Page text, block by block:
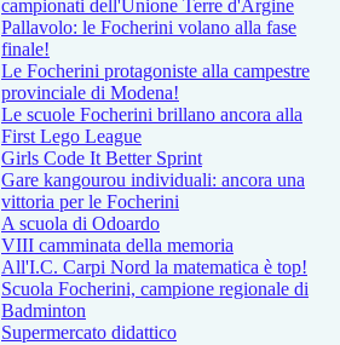
campionati dell'Unione Terre d'Argine
Pallavolo: le Focherini volano alla fase
finale!
Le Focherini protagoniste alla campestre
provinciale di Modena!
Le scuole Focherini brillano ancora alla
First Lego League
Girls Code It Better Sprint
Gare kangourou individuali: ancora una
vittoria per le Focherini
A scuola di Odoardo
VIII camminata della memoria
All'I.C. Carpi Nord la matematica è top!
Scuola Focherini, campione regionale di
Badminton
Supermercato didattico